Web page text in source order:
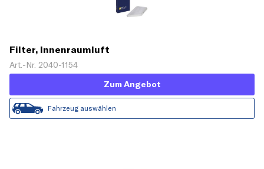
Filter, Innenraumluft
Art.-Nr. 2040-1154
Zum Angebot
Fahrzeug auswählen